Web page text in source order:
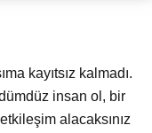
kayıtsız kalmadı.
insan ol, bir
alacaksınız